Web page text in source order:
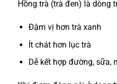
Hồng trà (trà đen) là dòng
Đậm vị hơn trà xanh
Ít chát hơn lục trà
Dễ kết hợp đường, sữa,